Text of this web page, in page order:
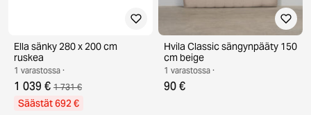
Ella sänky 280 x 200 cm
ruskea
1 varastossa ·
1 039 € 1 731 €
Säästät 692 €
Hvila Classic sängynpääty 150
cm beige
1 varastossa ·
90 €